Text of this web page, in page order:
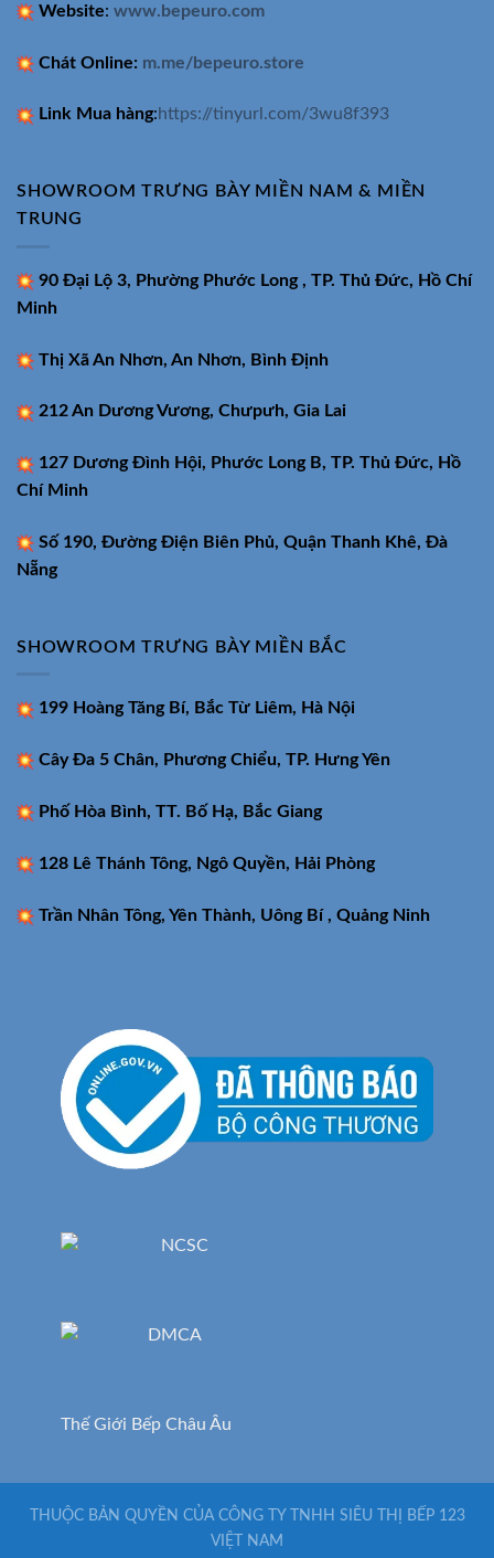
Website: www.bepeuro.com
Chát Online: m.me/bepeuro.store
Link Mua hàng:https://tinyurl.com/3wu8f393
SHOWROOM TRƯNG BÀY MIỀN NAM & MIỀN
TRUNG
90 Đại Lộ 3, Phường Phước Long , TP. Thủ Đức, Hồ Chí
Minh
Thị Xã An Nhơn, An Nhơn, Bình Định
212 An Dương Vương, Chưpưh, Gia Lai
127 Dương Đình Hội, Phước Long B, TP. Thủ Đức, Hồ
Chí Minh
Số 190, Đường Điện Biên Phủ, Quận Thanh Khê, Đà
Nẵng
SHOWROOM TRƯNG BÀY MIỀN BẮC
199 Hoàng Tăng Bí, Bắc Từ Liêm, Hà Nội
Cây Đa 5 Chân, Phương Chiểu, TP. Hưng Yên
Phố Hòa Bình, TT. Bố Hạ, Bắc Giang
128 Lê Thánh Tông, Ngô Quyền, Hải Phòng
Trần Nhân Tông, Yên Thành, Uông Bí , Quảng Ninh
Thế Giới Bếp Châu Âu
THUỘC BẢN QUYỀN CỦA CÔNG TY TNHH SIÊU THỊ BẾP 123
VIỆT NAM